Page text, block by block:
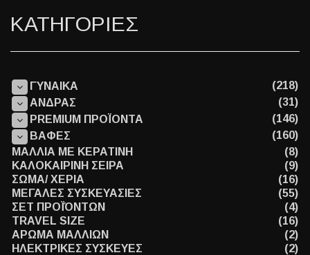
ΚΑΤΗΓΟΡΙΕΣ
ΓΥΝΑΙΚΑ
(218)
ΑΝΔΡΑΣ
(31)
PREMIUM ΠΡΟΪΟΝΤΑ
(146)
ΒΑΦΕΣ
(160)
ΜΑΛΛΙΑ ΜΕ ΚΕΡΑΤΙΝΗ
(8)
ΚΑΛΟΚΑΙΡΙΝΗ ΣΕΙΡΑ
(9)
ΣΩΜΑ/ ΧΕΡΙΑ
(16)
ΜΕΓΑΛΕΣ ΣΥΣΚΕΥΑΣΙΕΣ
(55)
ΣΕΤ ΠΡΟΪΌΝΤΩΝ
(4)
TRAVEL SIZE
(16)
ΑΡΩΜΑ ΜΑΛΛΙΩΝ
(2)
ΗΛΕΚΤΡΙΚΕΣ ΣΥΣΚΕΥΕΣ
(2)